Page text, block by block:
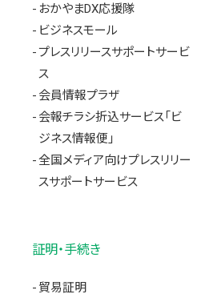
おかやまDX応援隊
ビジネスモール
プレスリリースサポートサービ
ス
会員情報プラザ
会報チラシ折込サービス「ビ
ジネス情報便」
全国メディア向けプレスリリー
スサポートサービス
証明・手続き
貿易証明